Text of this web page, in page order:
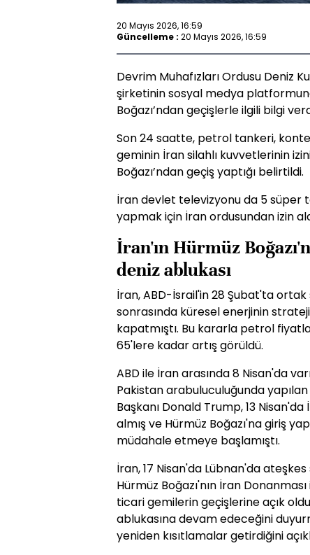
20 Mayıs 2026, 16:59
Güncelleme : 20 Mayıs 2026, 16:59
Devrim Muhafızları Ordusu Deniz
şirketinin sosyal medya
Boğazı’ndan geçişlerle ilgili bilgi
Son 24 saatte, petrol tankeri,
geminin İran silahlı kuvvetlerinin
Boğazı’ndan geçiş yaptığı belirtildi.
İran devlet televizyonu da 5 süper
yapmak için İran ordusundan izin
İran'ın Hürmüz
deniz ablukası
İran, ABD-İsrail'in 28 Şubat'ta ortak
sonrasında küresel enerjinin
kapatmıştı. Bu kararla petrol
65'lere kadar artış görüldü.
ABD ile İran arasında 8 Nisan'da
Pakistan arabuluculuğunda
Başkanı Donald Trump, 13
almış ve Hürmüz Boğazı'na giriş
müdahale etmeye başlamıştı.
İran, 17 Nisan'da Lübnan'da
Hürmüz Boğazı'nın İran
ticari gemilerin geçişlerine açık
ablukasına devam edeceğini
yeniden kısıtlamalar getirdiğini